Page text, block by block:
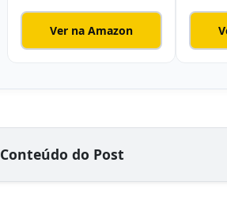
Ver na Amazon
Conteúdo do Post